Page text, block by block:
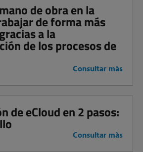
de obra en la
de forma más
a la
de los procesos de
Consultar màs
de eCloud en 2 pasos:
Consultar màs